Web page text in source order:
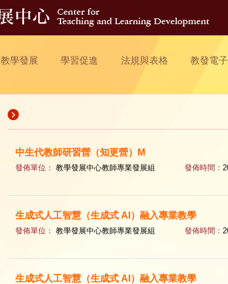
教學發展 學習促進 法規與表格 教發電
中生代教師研習營（知更營）M
發佈單位： 教學發展中心教師專業發展組 發佈時間：
生成式人工智慧（生成式 AI）融入專業教學
發佈單位： 教學發展中心教師專業發展組 發佈時間：
生成式人工智慧（生成式 AI）融入專業教學